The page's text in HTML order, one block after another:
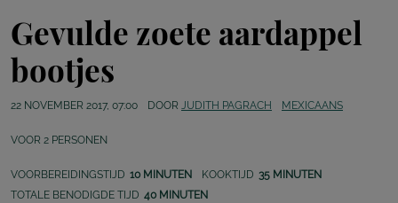
Gevulde zoete aardappel
bootjes
22 NOVEMBER 2017, 07:00 DOOR JUDITH PAGRACH MEXICAANS
VOOR 2 PERSONEN
VOORBEREIDINGSTIJD 10 MINUTEN KOOKTIJD 35 MINUTEN
TOTALE BENODIGDE TIJD 40 MINUTEN